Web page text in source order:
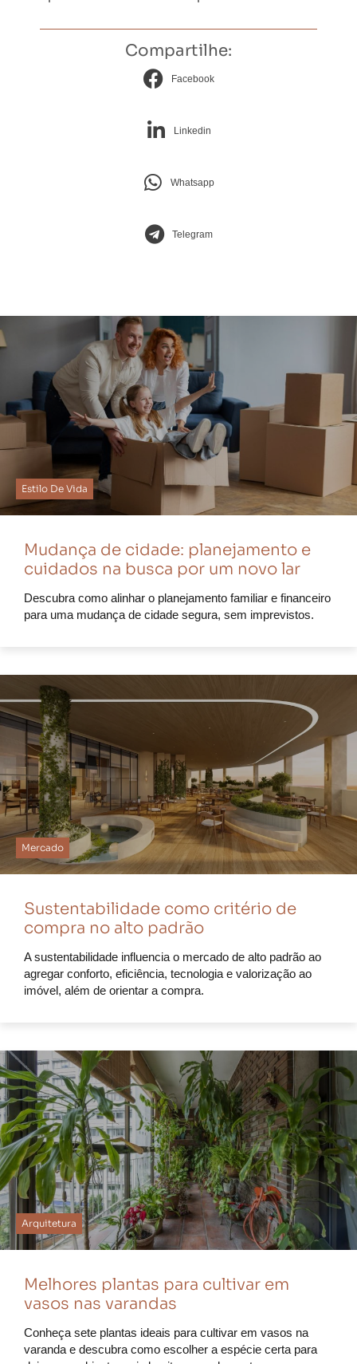
Compartilhe:
Facebook
Linkedin
Whatsapp
Telegram
Estilo De Vida
Mudança de cidade: planejamento e
cuidados na busca por um novo lar
Descubra como alinhar o planejamento familiar e financeiro
para uma mudança de cidade segura, sem imprevistos.
Mercado
Sustentabilidade como critério de
compra no alto padrão
A sustentabilidade influencia o mercado de alto padrão ao
agregar conforto, eficiência, tecnologia e valorização ao
imóvel, além de orientar a compra.
Arquitetura
Melhores plantas para cultivar em
vasos nas varandas
Conheça sete plantas ideais para cultivar em vasos na
varanda e descubra como escolher a espécie certa para